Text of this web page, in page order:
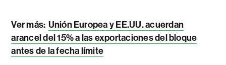
Ver más: Unión Europea y EE.UU. acuerdan
arancel del 15% a las exportaciones del bloque
antes de la fecha límite